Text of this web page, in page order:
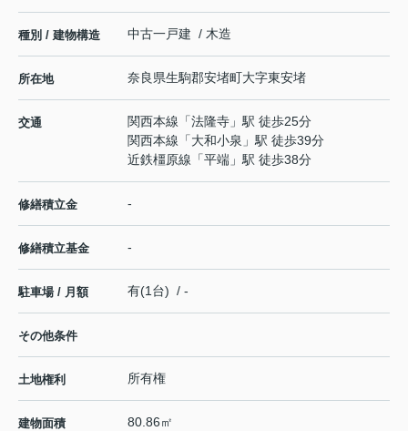
種別 / 建物構造 中古一戸建 / 木造
所在地 奈良県生駒郡安堵町大字東安堵
交通 関西本線 「法隆寺 」駅 徒歩25分
関西本線 「大和小泉 」駅 徒歩39分
近鉄橿原線 「平端 」駅 徒歩38分
修繕積立金 -
修繕積立基金 -
駐車場 / 月額 有(1台) / -
その他条件
土地権利 所有権
建物面積 80.86㎡